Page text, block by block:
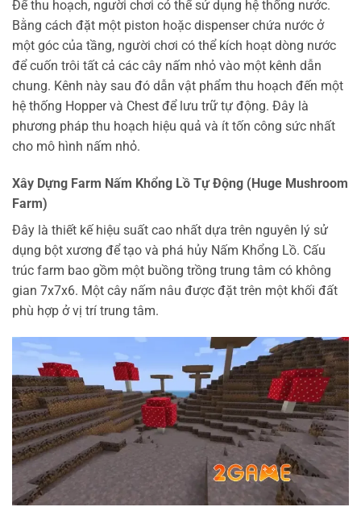
Để thu hoạch, người chơi có thể sử dụng hệ thống nước.
Bằng cách đặt một piston hoặc dispenser chứa nước ở
một góc của tầng, người chơi có thể kích hoạt dòng nước
để cuốn trôi tất cả các cây nấm nhỏ vào một kênh dẫn
chung. Kênh này sau đó dẫn vật phẩm thu hoạch đến một
hệ thống Hopper và Chest để lưu trữ tự động. Đây là
phương pháp thu hoạch hiệu quả và ít tốn công sức nhất
cho mô hình nấm nhỏ.
Xây Dựng Farm Nấm Khổng Lồ Tự Động (Huge Mushroom
Farm)
Đây là thiết kế hiệu suất cao nhất dựa trên nguyên lý sử
dụng bột xương để tạo và phá hủy Nấm Khổng Lồ. Cấu
trúc farm bao gồm một buồng trồng trung tâm có không
gian 7x7x6. Một cây nấm nâu được đặt trên một khối đất
phù hợp ở vị trí trung tâm.